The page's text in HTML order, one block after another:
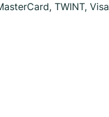
TWINT, Visa